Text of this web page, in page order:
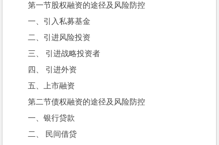
第一节股权融资的途径及风险防控
一、引入私募基金
二、引进风险投资
三、 引进战略投资者
四、 引进外资
五、上市融资
第二节债权融资的途径及风险防控
一、银行贷款
二、 民间借贷